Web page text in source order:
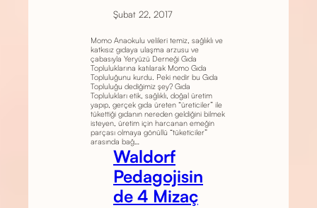
Şubat 22, 2017
Momo Anaokulu velileri temiz, sağlıklı ve
katkısız gıdaya ulaşma arzusu ve
çabasıyla Yeryüzü Derneği Gıda
Topluluklarına katılarak Momo Gıda
Topluluğunu kurdu. Peki nedir bu Gıda
Topluluğu dediğimiz şey? Gıda
Toplulukları etik, sağlıklı, doğal üretim
yapıp, gerçek gıda üreten “üreticiler” ile
tükettiği gıdanın nereden geldiğini bilmek
isteyen, üretim için harcanan emeğin
parçası olmaya gönüllü “tüketiciler”
arasında bağ…
Waldorf
Pedagojisin
de 4 Mizaç